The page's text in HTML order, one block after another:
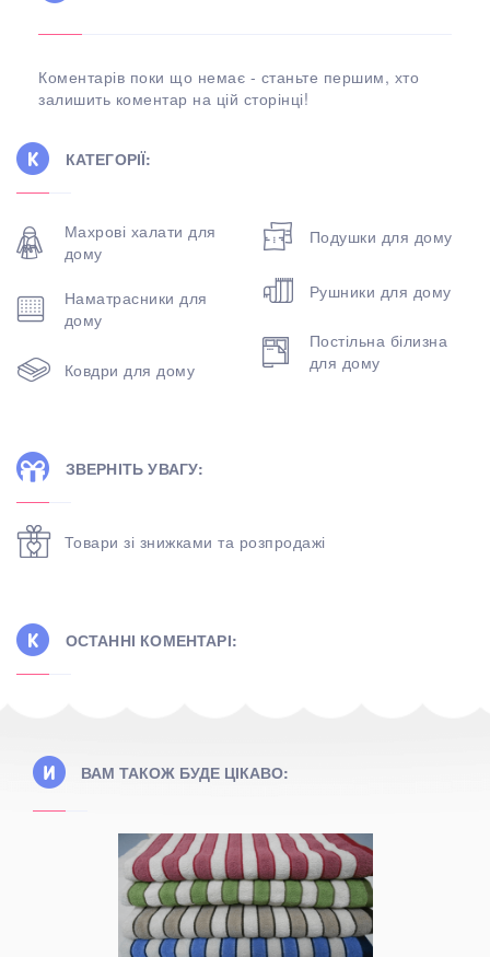
Коментарів поки що немає - станьте першим, хто
залишить коментар на цій сторінці!
КАТЕГОРІЇ:
Махрові халати для
дому
Наматрасники для
дому
Ковдри для дому
Подушки для дому
Рушники для дому
Постільна білизна
для дому
ЗВЕРНІТЬ УВАГУ:
Товари зі знижками та розпродажі
ОСТАННІ КОМЕНТАРІ:
ВАМ ТАКОЖ БУДЕ ЦІКАВО: